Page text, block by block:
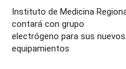
Instituto de Medicina
contará con grupo
electrógeno para sus nuevos
equipamientos